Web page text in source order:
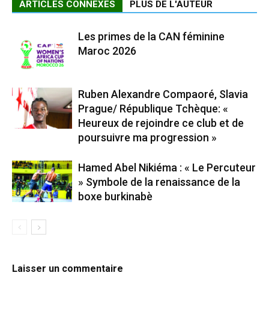
ARTICLES CONNEXES PLUS DE L'AUTEUR
Les primes de la CAN féminine
Maroc 2026
Ruben Alexandre Compaoré, Slavia
Prague/ République Tchèque: «
Heureux de rejoindre ce club et de
poursuivre ma progression »
Hamed Abel Nikiéma : « Le Percuteur
» Symbole de la renaissance de la
boxe burkinabè
Laisser un commentaire